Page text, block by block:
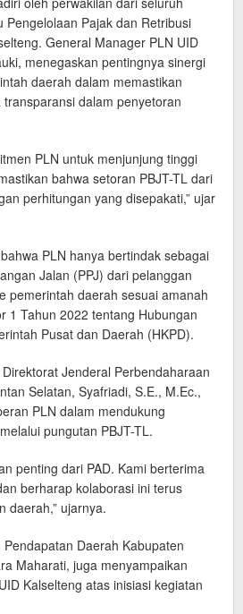
Pengelolaan Pajak dan Retribusi
General Manager PLN UID
menegaskan pentingnya sinergi
daerah dalam memastikan
dalam penyetoran
PLN untuk menjunjung tinggi
bahwa setoran PBJT-TL dari
perhitungan yang disepakati,” ujar
PLN hanya bertindak sebagai
Jalan (PPJ) dari pelanggan
pemerintah daerah sesuai amanah
1 Tahun 2022 tentang Hubungan
Pusat dan Daerah (HKPD).
Jenderal Perbendaharaan
Selatan, Syafriadi, S.E., M.Ec.,
PLN dalam mendukung
pungutan PBJT-TL.
penting dari PAD. Kami berterima
berharap kolaborasi ini terus
daerah,” ujarnya.
Daerah Kabupaten
Maharati, juga menyampaikan
Kalselteng atas inisiasi kegiatan